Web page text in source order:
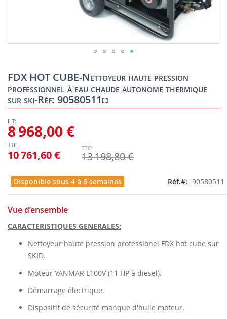
FDX HOT CUBE-Nettoyeur haute pression
professionnel à eau chaude autonome thermique
sur ski-Réf: 90580511◘
10 761,60 €
8 968,00 €
13 198,80 €
Disponible sous 4 à 6 semaines Réf. 90580511
Vue d’ensemble
CARACTERISTIQUES GENERALES:
Nettoyeur haute pression professionel FDX hot cube sur
SKID.
Moteur YANMAR L100V (11 HP à diesel).
Démarrage électrique.
Dispositif de sécurité manque d'huile moteur.
to
the
beginning
of
images
gallery